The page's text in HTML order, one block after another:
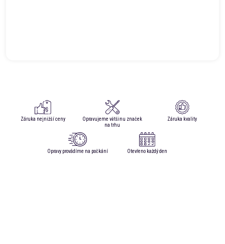
Záruka nejnižší ceny
Opravujeme většinu značek
na trhu
Záruka kvality
Opravy provádíme na počkání Otevřeno každý den